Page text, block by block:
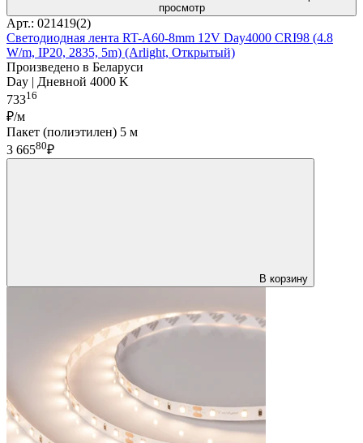
просмотр
Арт.: 021419(2)
Светодиодная лента RT-A60-8mm 12V Day4000 CRI98 (4.8
W/m, IP20, 2835, 5m) (Arlight, Открытый)
Произведено в Беларуси
Day | Дневной 4000 K
73316
₽/м
Пакет (полиэтилен) 5 м
3 66580₽
В корзину